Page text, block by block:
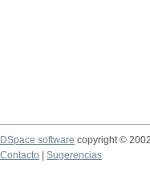
DSpace software copyright ©
Contacto
Sugerencias